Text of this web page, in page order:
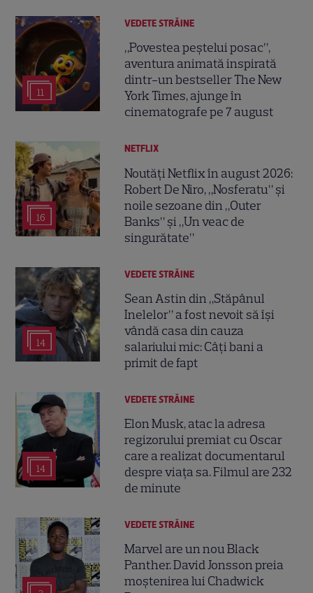
11
VEDETE STRĂINE
„Povestea peștelui posac”,
aventura animată inspirată
dintr-un bestseller The New
York Times, ajunge în
cinematografe pe 7 august
16
NETFLIX
Noutăți Netflix în august 2026:
Robert De Niro, „Nosferatu” și
noile sezoane din „Outer
Banks” și „Un veac de
singurătate”
14
VEDETE STRĂINE
Sean Astin din „Stăpânul
Inelelor” a fost nevoit să își
vândă casa din cauza
salariului mic: Câți bani a
primit de fapt
14
VEDETE STRĂINE
Elon Musk, atac la adresa
regizorului premiat cu Oscar
care a realizat documentarul
despre viața sa. Filmul are 232
de minute
VEDETE STRĂINE
Marvel are un nou Black
Panther. David Jonsson preia
moștenirea lui Chadwick